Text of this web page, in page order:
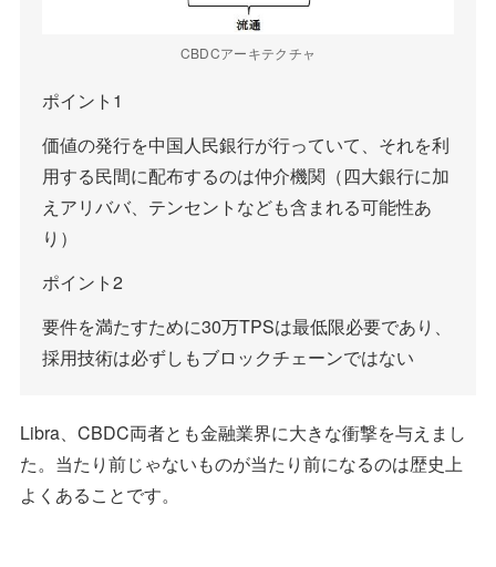
CBDCアーキテクチャ
ポイント1
価値の発行を中国人民銀行が行っていて、それを利
用する民間に配布するのは仲介機関（四大銀行に加
えアリババ、テンセントなども含まれる可能性あ
り）
ポイント2
要件を満たすために30万TPSは最低限必要であり、
採用技術は必ずしもブロックチェーンではない
Libra、CBDC両者とも金融業界に大きな衝撃を与えまし
た。当たり前じゃないものが当たり前になるのは歴史上
よくあることです。